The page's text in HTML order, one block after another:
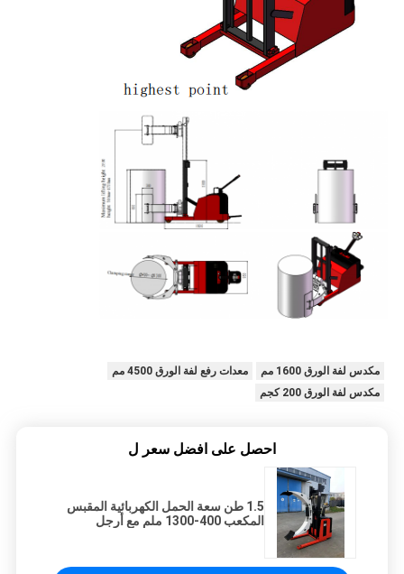
مكدس لفة الورق 1600 مم
معدات رفع لفة الورق 4500 مم
مكدس لفة الورق 200 كجم
احصل على افضل سعر ل
1.5 طن سعة الحمل الكهربائية المقبس
المكعب 400-1300 ملم مع أرجل